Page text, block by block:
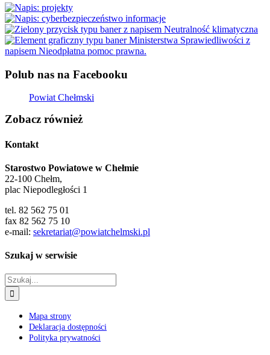
Polub nas na Facebooku
Powiat Chełmski
Zobacz również
Kontakt
Starostwo Powiatowe w Chełmie
22-100 Chełm,
plac Niepodległości 1
tel. 82 562 75 01
fax 82 562 75 10
e-mail: sekretariat@powiatchelmski.pl
Szukaj w serwisie
Szukaj
Mapa strony
Deklaracja dostępności
Polityka prywatności